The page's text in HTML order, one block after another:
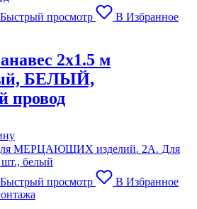
Быстрый просмотр
В Избранное
2х1.5 м
БЕЛЫЙ,
провод
Быстрый просмотр
В Избранное